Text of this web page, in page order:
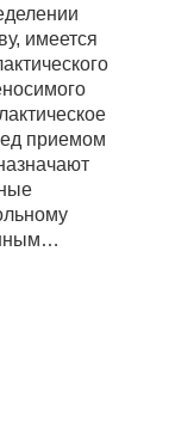
имеется
приемом